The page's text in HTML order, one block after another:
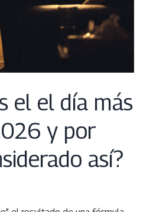
el el día más
y por
así?